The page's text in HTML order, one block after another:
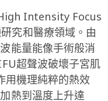
Intensity Focus
究和醫療領域。由
能量能像手術般消
超聲波破壞子宮肌
用機理純粹的熱效
熱到溫度上升達